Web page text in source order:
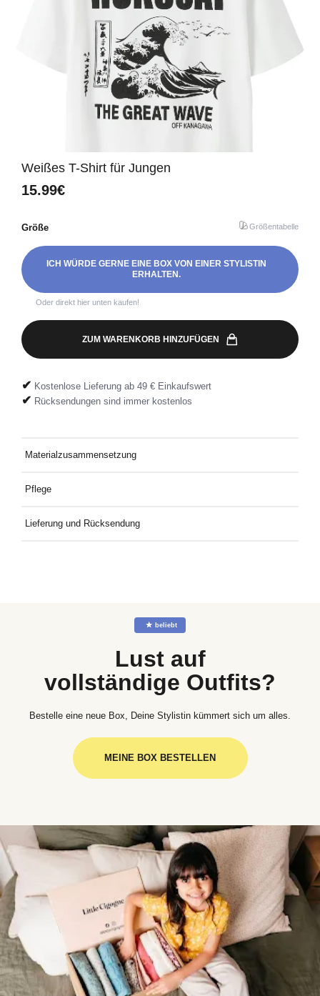
Weißes T-Shirt für Jungen
15.99€
Größe Größentabelle
ICH WÜRDE GERNE EINE BOX VON EINER STYLISTIN
ERHALTEN.
Oder direkt hier unten kaufen!
ZUM WARENKORB HINZUFÜGEN
✔ Kostenlose Lieferung ab 49 € Einkaufswert
✔ Rücksendungen sind immer kostenlos
Materialzusammensetzung
Pflege
Lieferung und Rücksendung
☆ beliebt
Lust auf
vollständige Outfits?
Bestelle eine neue Box, Deine Stylistin kümmert sich um alles.
MEINE BOX BESTELLEN